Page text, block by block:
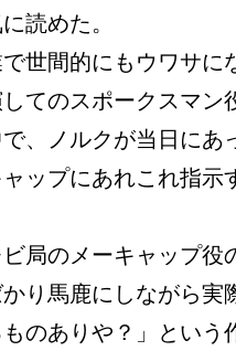
読めた。
世間的にもウワサに
てのスポークスマン
、ノルクが当日にあ
ップにあれこれ指示
局のメーキャップ役
り馬鹿にしながら実
のありや？」という